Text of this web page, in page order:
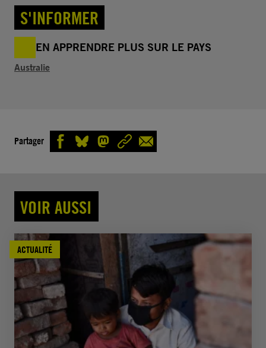
S'INFORMER
EN APPRENDRE PLUS SUR LE PAYS
Australie
Partager
VOIR AUSSI
ACTUALITÉ